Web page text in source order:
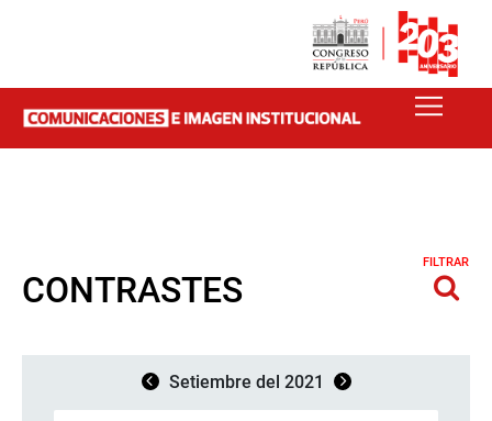
CONTRASTES
FILTRAR
Setiembre del 2021